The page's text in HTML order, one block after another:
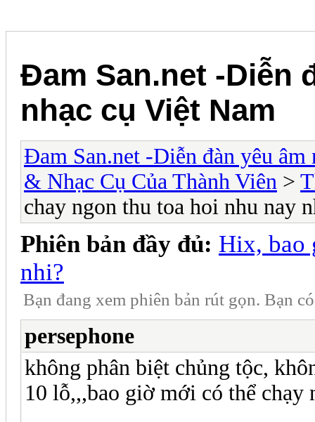
Đam San.net -Diễn
nhạc cụ Việt Nam
Đam San.net -Diễn đàn yêu âm
& Nhạc Cụ Của Thành Viên >
chay ngon thu toa hoi nhu nay
Phiên bản đầy đủ: Hix, bao
nhi?
Bạn đang xem phiên bản rút gọn. Bạn
persephone
không phân biệt chủng tộc,
10 lỗ,,,bao giờ mới có thể chạy